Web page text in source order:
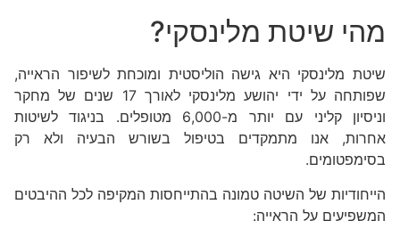
מהי שיטת מלינסקי?
שיטת מלינסקי היא גישה הוליסטית ומוכחת לשיפור הראייה,
שפותחה על ידי יהושע מלינסקי לאורך 17 שנים של מחקר
וניסיון קליני עם יותר מ-6,000 מטופלים. בניגוד לשיטות
אחרות, אנו מתמקדים בטיפול בשורש הבעיה ולא רק
בסימפטומים.
הייחודיות של השיטה טמונה בהתייחסות המקיפה לכל ההיבטים
המשפיעים על הראייה: